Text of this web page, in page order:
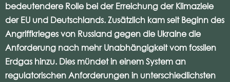
bedeutendere Rolle bei der Erreichung der Klimaziele
der EU und Deutschlands. Zusätzlich kam seit Beginn des
Angriffkrieges von Russland gegen die Ukraine die
Anforderung nach mehr Unabhängigkeit vom fossilen
Erdgas hinzu. Dies mündet in einem System an
regulatorischen Anforderungen in unterschiedlichsten